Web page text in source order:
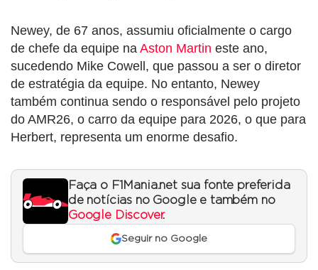
Newey, de 67 anos, assumiu oficialmente o cargo
de chefe da equipe na Aston Martin este ano,
sucedendo Mike Cowell, que passou a ser o diretor
de estratégia da equipe. No entanto, Newey
também continua sendo o responsável pelo projeto
do AMR26, o carro da equipe para 2026, o que para
Herbert, representa um enorme desafio.
Faça o F1Mania.net sua fonte preferida
de notícias no Google e também no
Google Discover.
Seguir no Google